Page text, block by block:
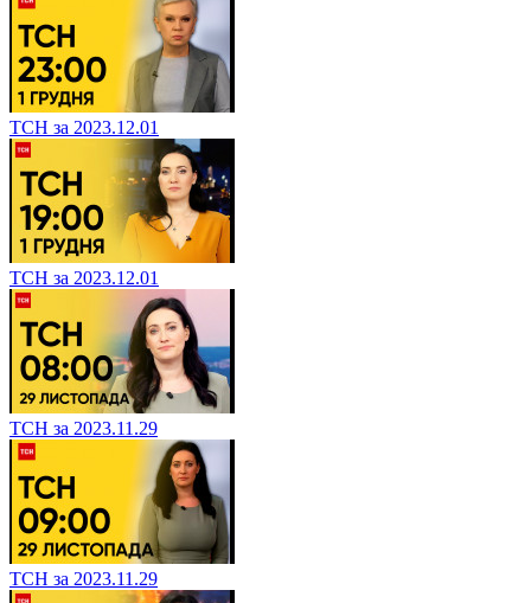
ТСН за 2023.12.01
ТСН за 2023.12.01
ТСН за 2023.11.29
ТСН за 2023.11.29